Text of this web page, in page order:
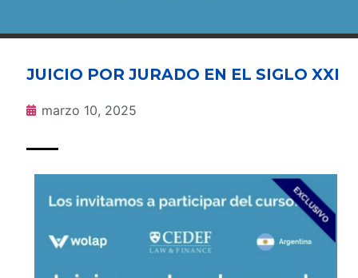
JUICIO POR JURADO EN EL SIGLO XXI
marzo 10, 2025